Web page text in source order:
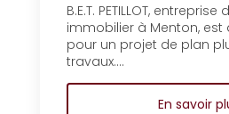
B.E.T. PETILLOT,
immobilier à Menton, est
pour un projet de plan
travaux....
En savoir